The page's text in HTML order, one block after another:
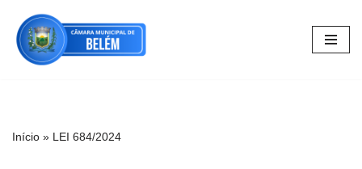
Pular
para
Início » LEI 684/2024